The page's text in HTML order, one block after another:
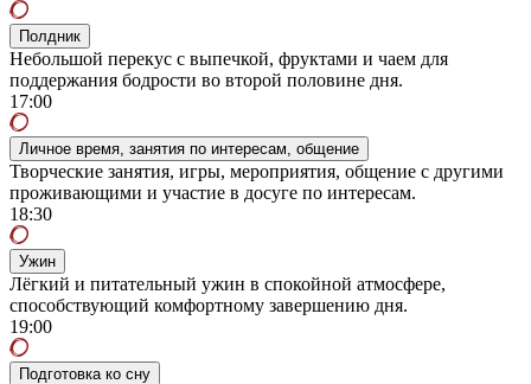
Полдник
Небольшой перекус с выпечкой, фруктами и чаем для
поддержания бодрости во второй половине дня.
17:00
Личное время, занятия по интересам, общение
Творческие занятия, игры, мероприятия, общение с другими
проживающими и участие в досуге по интересам.
18:30
Ужин
Лёгкий и питательный ужин в спокойной атмосфере,
способствующий комфортному завершению дня.
19:00
Подготовка ко сну